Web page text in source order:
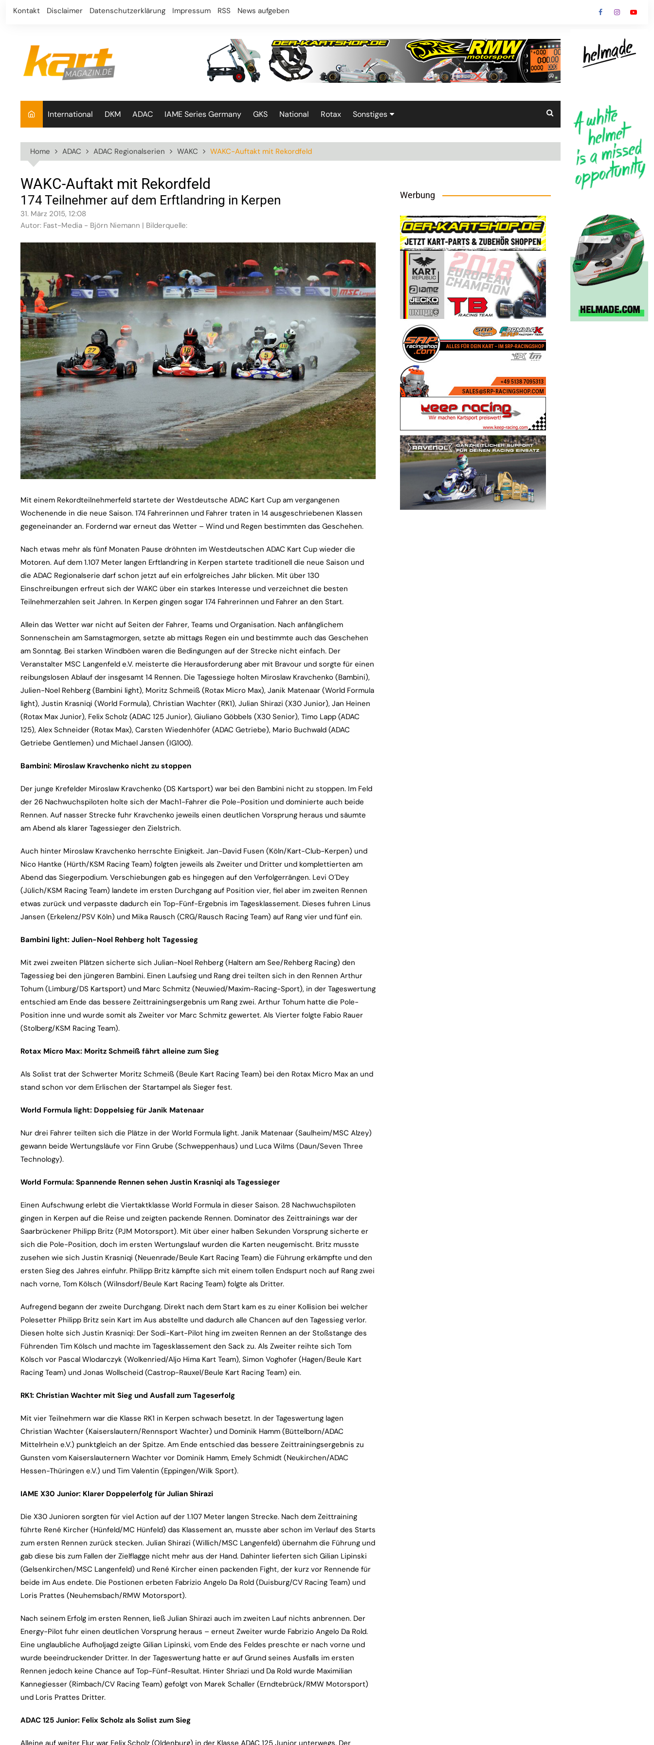
Skip
Kontakt Disclaimer Datenschutzerklärung Impressum RSS News aufgeben
International DKM ADAC IAME Series Germany GKS National Rotax Sonstiges
Home ADAC ADAC Regionalserien WAKC WAKC-Auftakt mit Rekordfeld
WAKC-Auftakt mit Rekordfeld
174 Teilnehmer auf dem Erftlandring in Kerpen
31. März 2015, 12:08
Autor: Fast-Media - Björn Niemann | Bilderquelle:
Mit einem Rekordteilnehmerfeld startete der Westdeutsche ADAC Kart Cup am vergangenen
Wochenende in die neue Saison. 174 Fahrerinnen und Fahrer traten in 14 ausgeschriebenen Klassen
gegeneinander an. Fordernd war erneut das Wetter – Wind und Regen bestimmten das Geschehen.
Nach etwas mehr als fünf Monaten Pause dröhnten im Westdeutschen ADAC Kart Cup wieder die
Motoren. Auf dem 1.107 Meter langen Erftlandring in Kerpen startete traditionell die neue Saison und
die ADAC Regionalserie darf schon jetzt auf ein erfolgreiches Jahr blicken. Mit über 130
Einschreibungen erfreut sich der WAKC über ein starkes Interesse und verzeichnet die besten
Teilnehmerzahlen seit Jahren. In Kerpen gingen sogar 174 Fahrerinnen und Fahrer an den Start.
Allein das Wetter war nicht auf Seiten der Fahrer, Teams und Organisation. Nach anfänglichem
Sonnenschein am Samstagmorgen, setzte ab mittags Regen ein und bestimmte auch das Geschehen
am Sonntag. Bei starken Windböen waren die Bedingungen auf der Strecke nicht einfach. Der
Veranstalter MSC Langenfeld e.V. meisterte die Herausforderung aber mit Bravour und sorgte für einen
reibungslosen Ablauf der insgesamt 14 Rennen. Die Tagessiege holten Miroslaw Kravchenko (Bambini),
Julien-Noel Rehberg (Bambini light), Moritz Schmeiß (Rotax Micro Max), Janik Matenaar (World Formula
light), Justin Krasniqi (World Formula), Christian Wachter (RK1), Julian Shirazi (X30 Junior), Jan Heinen
(Rotax Max Junior), Felix Scholz (ADAC 125 Junior), Giuliano Göbbels (X30 Senior), Timo Lapp (ADAC
125), Alex Schneider (Rotax Max), Carsten Wiedenhöfer (ADAC Getriebe), Mario Buchwald (ADAC
Getriebe Gentlemen) und Michael Jansen (IG100).
Bambini: Miroslaw Kravchenko nicht zu stoppen
Der junge Krefelder Miroslaw Kravchenko (DS Kartsport) war bei den Bambini nicht zu stoppen. Im Feld
der 26 Nachwuchspiloten holte sich der Mach1-Fahrer die Pole-Position und dominierte auch beide
Rennen. Auf nasser Strecke fuhr Kravchenko jeweils einen deutlichen Vorsprung heraus und säumte
am Abend als klarer Tagessieger den Zielstrich.
Auch hinter Miroslaw Kravchenko herrschte Einigkeit. Jan-David Fusen (Köln/Kart-Club-Kerpen) und
Nico Hantke (Hürth/KSM Racing Team) folgten jeweils als Zweiter und Dritter und komplettierten am
Abend das Siegerpodium. Verschiebungen gab es hingegen auf den Verfolgerrängen. Levi O´Dey
(Jülich/KSM Racing Team) landete im ersten Durchgang auf Position vier, fiel aber im zweiten Rennen
etwas zurück und verpasste dadurch ein Top-Fünf-Ergebnis im Tagesklassement. Dieses fuhren Linus
Jansen (Erkelenz/PSV Köln) und Mika Rausch (CRG/Rausch Racing Team) auf Rang vier und fünf ein.
Bambini light: Julien-Noel Rehberg holt Tagessieg
Mit zwei zweiten Plätzen sicherte sich Julian-Noel Rehberg (Haltern am See/Rehberg Racing) den
Tagessieg bei den jüngeren Bambini. Einen Laufsieg und Rang drei teilten sich in den Rennen Arthur
Tohum (Limburg/DS Kartsport) und Marc Schmitz (Neuwied/Maxim-Racing-Sport), in der Tageswertung
entschied am Ende das bessere Zeittrainingsergebnis um Rang zwei. Arthur Tohum hatte die Pole-
Position inne und wurde somit als Zweiter vor Marc Schmitz gewertet. Als Vierter folgte Fabio Rauer
(Stolberg/KSM Racing Team).
Rotax Micro Max: Moritz Schmeiß fährt alleine zum Sieg
Als Solist trat der Schwerter Moritz Schmeiß (Beule Kart Racing Team) bei den Rotax Micro Max an und
stand schon vor dem Erlischen der Startampel als Sieger fest.
World Formula light: Doppelsieg für Janik Matenaar
Nur drei Fahrer teilten sich die Plätze in der World Formula light. Janik Matenaar (Saulheim/MSC Alzey)
gewann beide Wertungsläufe vor Finn Grube (Schweppenhaus) und Luca Wilms (Daun/Seven Three
Technology).
World Formula: Spannende Rennen sehen Justin Krasniqi als Tagessieger
Einen Aufschwung erlebt die Viertaktklasse World Formula in dieser Saison. 28 Nachwuchspiloten
gingen in Kerpen auf die Reise und zeigten packende Rennen. Dominator des Zeittrainings war der
Saarbrückener Philipp Britz (PJM Motorsport). Mit über einer halben Sekunden Vorsprung sicherte er
sich die Pole-Position, doch im ersten Wertungslauf wurden die Karten neugemischt. Britz musste
zusehen wie sich Justin Krasniqi (Neuenrade/Beule Kart Racing Team) die Führung erkämpfte und den
ersten Sieg des Jahres einfuhr. Philipp Britz kämpfte sich mit einem tollen Endspurt noch auf Rang zwei
nach vorne, Tom Kölsch (Wilnsdorf/Beule Kart Racing Team) folgte als Dritter.
Aufregend begann der zweite Durchgang. Direkt nach dem Start kam es zu einer Kollision bei welcher
Polesetter Philipp Britz sein Kart im Aus abstellte und dadurch alle Chancen auf den Tagessieg verlor.
Diesen holte sich Justin Krasniqi: Der Sodi-Kart-Pilot hing im zweiten Rennen an der Stoßstange des
Führenden Tim Kölsch und machte im Tagesklassement den Sack zu. Als Zweiter reihte sich Tom
Kölsch vor Pascal Wlodarczyk (Wolkenried/Aljo Hima Kart Team), Simon Voghofer (Hagen/Beule Kart
Racing Team) und Jonas Wollscheid (Castrop-Rauxel/Beule Kart Racing Team) ein.
RK1: Christian Wachter mit Sieg und Ausfall zum Tageserfolg
Mit vier Teilnehmern war die Klasse RK1 in Kerpen schwach besetzt. In der Tageswertung lagen
Christian Wachter (Kaiserslautern/Rennsport Wachter) und Dominik Hamm (Büttelborn/ADAC
Mittelrhein e.V.) punktgleich an der Spitze. Am Ende entschied das bessere Zeittrainingsergebnis zu
Gunsten vom Kaiserslauternern Wachter vor Dominik Hamm, Emely Schmidt (Neukirchen/ADAC
Hessen-Thüringen e.V.) und Tim Valentin (Eppingen/Wilk Sport).
IAME X30 Junior: Klarer Doppelerfolg für Julian Shirazi
Die X30 Junioren sorgten für viel Action auf der 1.107 Meter langen Strecke. Nach dem Zeittraining
führte René Kircher (Hünfeld/MC Hünfeld) das Klassement an, musste aber schon im Verlauf des Starts
zum ersten Rennen zurück stecken. Julian Shirazi (Willich/MSC Langenfeld) übernahm die Führung und
gab diese bis zum Fallen der Zielflagge nicht mehr aus der Hand. Dahinter lieferten sich Gilian Lipinski
(Gelsenkirchen/MSC Langenfeld) und René Kircher einen packenden Fight, der kurz vor Rennende für
beide im Aus endete. Die Postionen erbeten Fabrizio Angelo Da Rold (Duisburg/CV Racing Team) und
Loris Prattes (Neuhemsbach/RMW Motorsport).
Nach seinem Erfolg im ersten Rennen, ließ Julian Shirazi auch im zweiten Lauf nichts anbrennen. Der
Energy-Pilot fuhr einen deutlichen Vorsprung heraus – erneut Zweiter wurde Fabrizio Angelo Da Rold.
Eine unglaubliche Aufholjagd zeigte Gilian Lipinski, vom Ende des Feldes preschte er nach vorne und
wurde beeindruckender Dritter. In der Tageswertung hatte er auf Grund seines Ausfalls im ersten
Rennen jedoch keine Chance auf Top-Fünf-Resultat. Hinter Shriazi und Da Rold wurde Maximilian
Kannegiesser (Rimbach/CV Racing Team) gefolgt von Marek Schaller (Erndtebrück/RMW Motorsport)
und Loris Prattes Dritter.
ADAC 125 Junior: Felix Scholz als Solist zum Sieg
Werbung